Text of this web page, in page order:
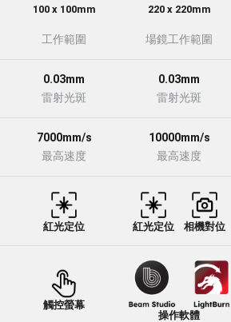
100 x 100mm 220 x 220mm
工作範圍 場鏡工作範圍
0.03mm 0.03mm
雷射光斑
雷射光斑
7000mm/s 10000mm/s
最高速度
最高速度
紅光定位 紅光定位 相機對位
觸控螢幕
操作軟體